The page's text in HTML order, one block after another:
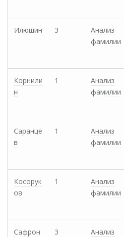
Илюшин 3
Анализ
фамилии
Корнили
н
1
Анализ
фамилии
Саранце
в
1
Анализ
фамилии
Косорук
ов
1
Анализ
фамилии
Сафрон
3
Анализ